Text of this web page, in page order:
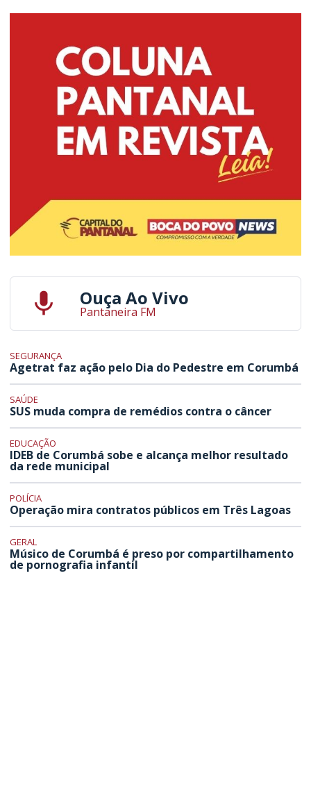
Ouça Ao Vivo
Pantaneira FM
SEGURANÇA
Agetrat faz ação pelo Dia do Pedestre em Corumbá
SAÚDE
SUS muda compra de remédios contra o câncer
EDUCAÇÃO
IDEB de Corumbá sobe e alcança melhor resultado
da rede municipal
POLÍCIA
Operação mira contratos públicos em Três Lagoas
GERAL
Músico de Corumbá é preso por compartilhamento
de pornografia infantil